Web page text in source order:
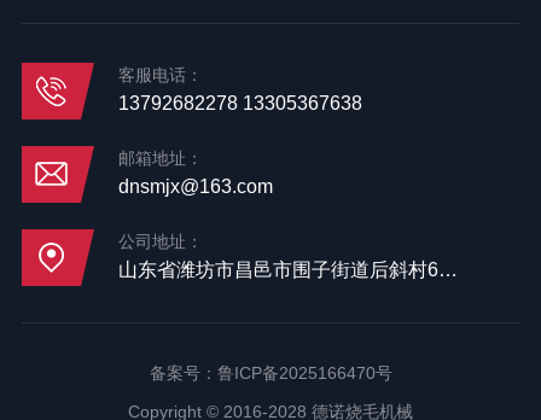
客服电话：
13792682278 13305367638
邮箱地址：
dnsmjx@163.com
公司地址：
山东省潍坊市昌邑市围子街道后斜村65号
备案号： 鲁ICP备2025166470号
Copyright © 2016-2028 德诺烧毛机械